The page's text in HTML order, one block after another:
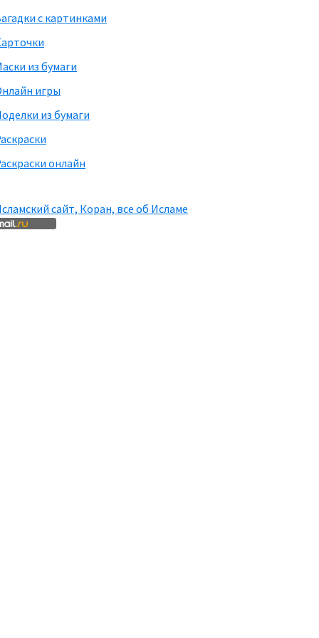
с картинками
из бумаги
игры
из бумаги
онлайн
сайт, Коран, все об Исламе